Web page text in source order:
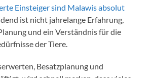
Einsteiger sind Malawis absolut
ist nicht jahrelange Erfahrung,
und ein Verständnis für die
der Tiere.
Besatzplanung und